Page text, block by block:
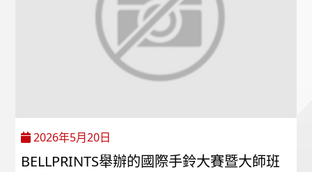
2026年5月20日
BELLPRINTS舉辦的國際手鈴大賽暨大師班